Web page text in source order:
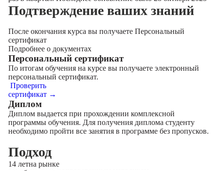
Подтверждение ваших знаний
После окончания курса вы получаете Персональный
сертификат
Подробнее о документах
Персональный сертификат
По итогам обучения на курсе вы получаете электронный
персональный сертификат.
Проверить
сертификат →
Диплом
Диплом выдается при прохождении комплексной
программы обучения. Для получения диплома студенту
необходимо пройти все занятия в программе без пропусков.
Подход
14 летна рынке